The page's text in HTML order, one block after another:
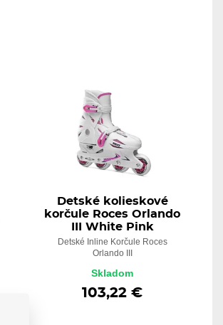
Detské kolieskové
korčule Roces Orlando
III White Pink
Detské Inline Korčule Roces
Orlando III
Skladom
103,22 €